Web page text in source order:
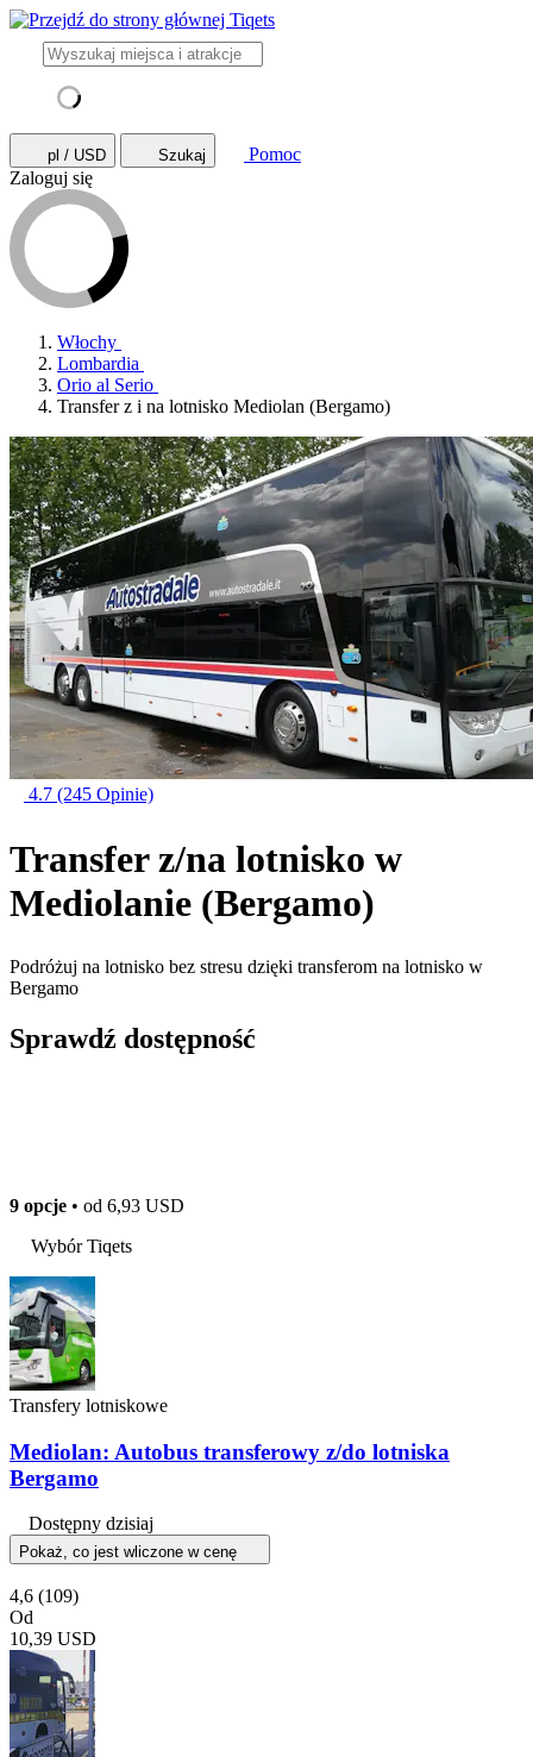
pl / USD Szukaj
Pomoc
Zaloguj się
Włochy
Lombardia
Orio al Serio
Transfer z i na lotnisko Mediolan (Bergamo)
4.7 (245 Opinie)
Transfer z/na lotnisko w
Mediolanie (Bergamo)
Podróżuj na lotnisko bez stresu dzięki transferom na lotnisko w
Bergamo
Sprawdź dostępność
9 opcje • od 6,93 USD
Wybór Tiqets
Transfery lotniskowe
Mediolan: Autobus transferowy z/do lotniska
Bergamo
Dostępny dzisiaj
Pokaż, co jest wliczone w cenę
4,6 (109)
Od
10,39 USD